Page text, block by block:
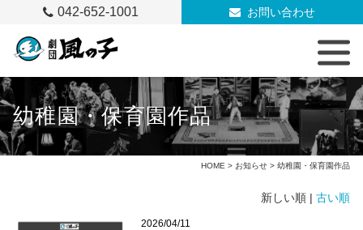
042-652-1001 お問い合わせ
幼稚園・保育園作品
HOME > お知らせ > 幼稚園・保育園作品
新しい順 | 古い順
2026/04/11